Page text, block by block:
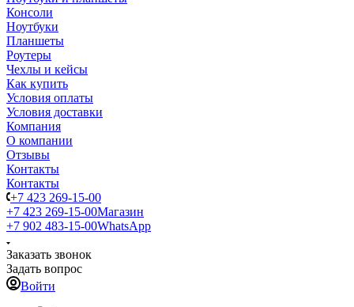
Консоли
Ноутбуки
Планшеты
Роутеры
Чехлы и кейсы
Как купить
Условия оплаты
Условия доставки
Компания
О компании
Отзывы
Контакты
Контакты
+7 423 269-15-00
+7 423 269-15-00Магазин
+7 902 483-15-00WhatsApp
Заказать звонок
Задать вопрос
Войти